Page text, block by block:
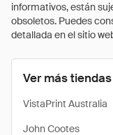
informativos, están
obsoletos. Puedes
detallada en el sitio
Ver más tiendas
VistaPrint Australia
John Cootes